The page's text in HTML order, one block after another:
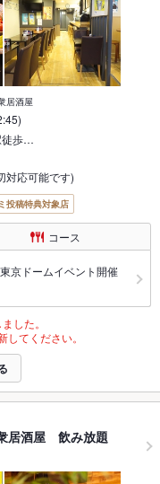
居酒屋
徒歩…
対応可能です)
投稿特典対象店
コース
京ドームイベント開催
した。
てください。
居酒屋 飲み放題